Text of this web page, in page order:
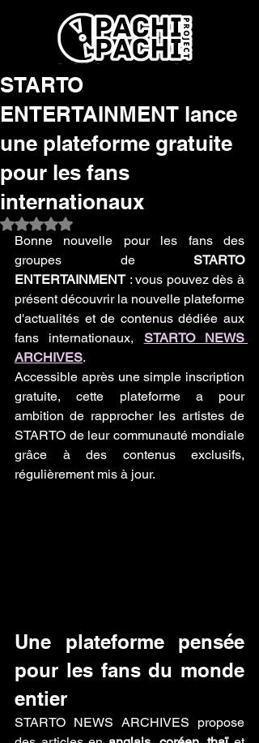
STARTO
ENTERTAINMENT lance
une plateforme gratuite
pour les fans
internationaux
Noté NaN étoiles sur 5.
Bonne nouvelle pour les fans des
groupes de STARTO
ENTERTAINMENT : vous pouvez dès à
présent découvrir la nouvelle plateforme
d'actualités et de contenus dédiée aux
fans internationaux, STARTO NEWS
ARCHIVES.
Accessible après une simple inscription
gratuite, cette plateforme a pour
ambition de rapprocher les artistes de
STARTO de leur communauté mondiale
grâce à des contenus exclusifs,
régulièrement mis à jour.
Une plateforme pensée
pour les fans du monde
entier
STARTO NEWS ARCHIVES propose